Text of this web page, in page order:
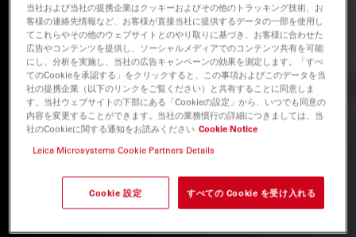
当社および当社の提携企業はクッキーおよびその他のトラッキング技術、お
客様の連絡先情報など、お客様が直接当社に提供するデータの一部を使用し
てこれらやその他のウェブサイトとのやり取りに基づき、お客様に合わせた
広告やコンテンツを提供し、ソーシャルメディアでのコンテンツ共有を可能
にし、分析を実施し、当社の広告キャンペーンの効果を測定します。「すべ
てのCookieを承認する」をクリックすると、この事項およびこのデータを当
社の提携企業（以下のリンクをご覧ください）と共有することに同意しま
す。当社ウェブサイトの下部にある「Cookieの設定」から、いつでも同意の
内容を変更することができます。当社の業務慣行の詳細につきましては、当
社のCookieに関する通知をお読みください Cookie Notice
Leica Microsystems Cookie Partners Details
Cookie 設定 すべての Cookie を受け入れる